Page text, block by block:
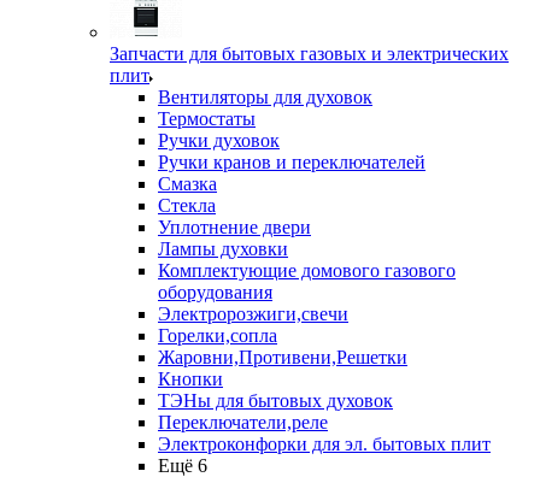
Запчасти для бытовых газовых и электрических
плит
Вентиляторы для духовок
Термостаты
Ручки духовок
Ручки кранов и переключателей
Смазка
Стекла
Уплотнение двери
Лампы духовки
Комплектующие домового газового
оборудования
Электророзжиги,свечи
Горелки,сопла
Жаровни,Противени,Решетки
Кнопки
ТЭНы для бытовых духовок
Переключатели,реле
Электроконфорки для эл. бытовых плит
Ещё 6